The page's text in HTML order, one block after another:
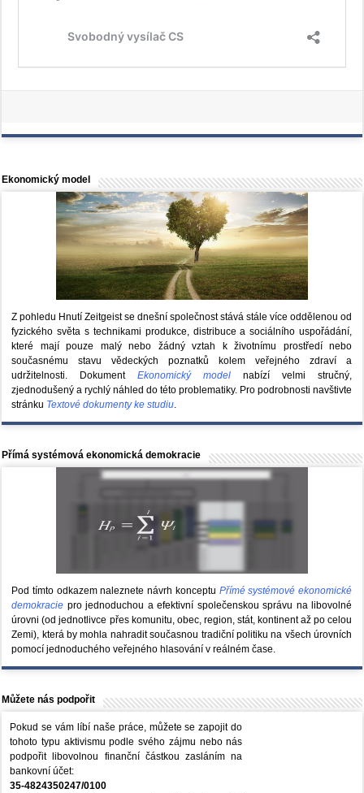
Ekonomický model
Z pohledu Hnutí Zeitgeist se dnešní společnost stává stále více oddělenou od
fyzického světa s technikami produkce, distribuce a sociálního uspořádání,
které mají pouze malý nebo žádný vztah k životnímu prostředí nebo
současnému stavu vědeckých poznatků kolem veřejného zdraví a
udržitelnosti. DokumentEkonomický model nabízí velmi stručný,
zjednodušený a rychlý náhled do této problematiky. Pro podrobnosti navštivte
stránku Textové dokumenty ke studiu.
Přímá systémová ekonomická demokracie
Pod tímto odkazem naleznete návrh konceptu Přímé systémové ekonomické
demokracie pro jednoduchou a efektivní společenskou správu na libovolné
úrovni (od jednotlivce přes komunitu, obec, region, stát, kontinent až po celou
Zemi), která by mohla nahradit současnou tradiční politiku na všech úrovních
pomocí jednoduchého veřejného hlasování v reálném čase.
Můžete nás podpořit
Pokud se vám líbí naše práce, můžete se zapojit do
tohoto typu aktivismu podle svého zájmu nebo nás
podpořit libovolnou finanční částkou zasláním na
bankovní účet:
35-4824350247/0100